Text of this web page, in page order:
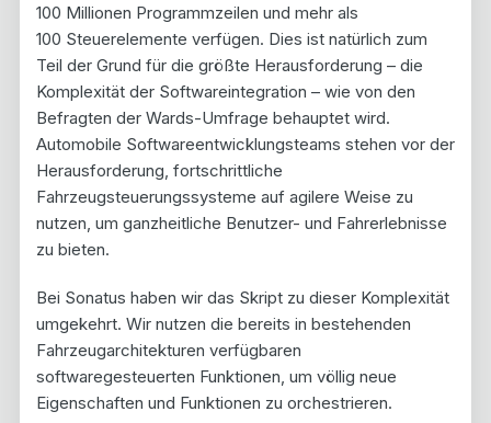
100 Millionen Programmzeilen und mehr als
100 Steuerelemente verfügen. Dies ist natürlich zum
Teil der Grund für die größte Herausforderung – die
Komplexität der Softwareintegration – wie von den
Befragten der Wards-Umfrage behauptet wird.
Automobile Softwareentwicklungsteams stehen vor der
Herausforderung, fortschrittliche
Fahrzeugsteuerungssysteme auf agilere Weise zu
nutzen, um ganzheitliche Benutzer- und Fahrerlebnisse
zu bieten.
Bei Sonatus haben wir das Skript zu dieser Komplexität
umgekehrt. Wir nutzen die bereits in bestehenden
Fahrzeugarchitekturen verfügbaren
softwaregesteuerten Funktionen, um völlig neue
Eigenschaften und Funktionen zu orchestrieren.